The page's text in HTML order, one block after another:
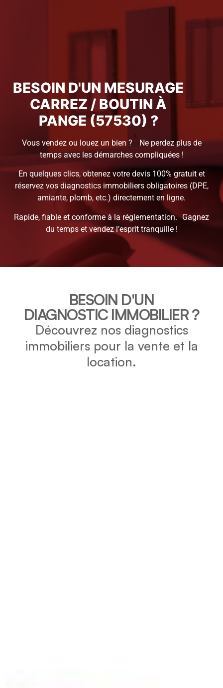
BESOIN D'UN MESURAGE
CARREZ / BOUTIN À
PANGE (57530) ?
Vous vendez ou louez un bien ? Ne perdez plus de
temps avec les démarches compliquées !
En quelques clics, obtenez votre devis 100% gratuit et
réservez vos diagnostics immobiliers obligatoires (DPE,
amiante, plomb, etc.) directement en ligne.
Rapide, fiable et conforme à la réglementation. Gagnez
du temps et vendez l’esprit tranquille !
BESOIN D'UN
DIAGNOSTIC IMMOBILIER ?
Découvrez nos diagnostics
immobiliers pour la vente et la
location.